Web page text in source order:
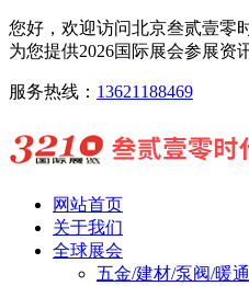
您好，欢迎访问北京叁贰壹零
为您提供2026国际展会参展资
服务热线： 13621188469
网站首页
关于我们
全球展会
五金/建材/泵阀/暖通